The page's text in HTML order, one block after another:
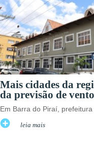
Mais cidades da
da previsão de
Em Barra do Piraí,
leia mais